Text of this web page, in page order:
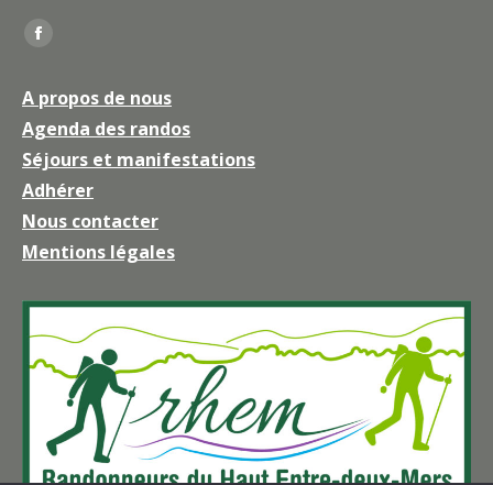
Trouvez nous sur :
La
Facebook
s'ouvre
dans
une
nouvelle
fenêtre
A propos de nous
Agenda des randos
Séjours et manifestations
Adhérer
Nous contacter
Mentions légales